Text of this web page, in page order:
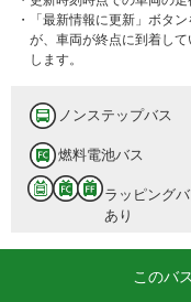
・「最新情報に更新」ボタ
が、車両が終点に到着し
します。
ノンステップバス
燃料電池バス
ラッピング
あり
このバ